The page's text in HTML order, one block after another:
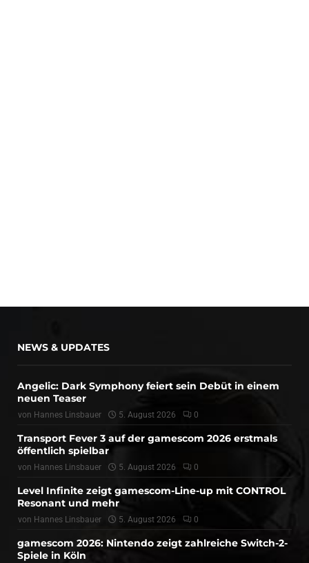
NEWS & UPDATES
Angelic: Dark Symphony feiert sein Debüt in einem
neuen Teaser
von Hannes Linsbauer 5. August 2026 0
Transport Fever 3 auf der gamescom 2026 erstmals
öffentlich spielbar
von Hannes Linsbauer 5. August 2026 0
Level Infinite zeigt gamescom-Line-up mit CONTROL
Resonant und mehr
von Hannes Linsbauer 5. August 2026 0
gamescom 2026: Nintendo zeigt zahlreiche Switch-2-
Spiele in Köln